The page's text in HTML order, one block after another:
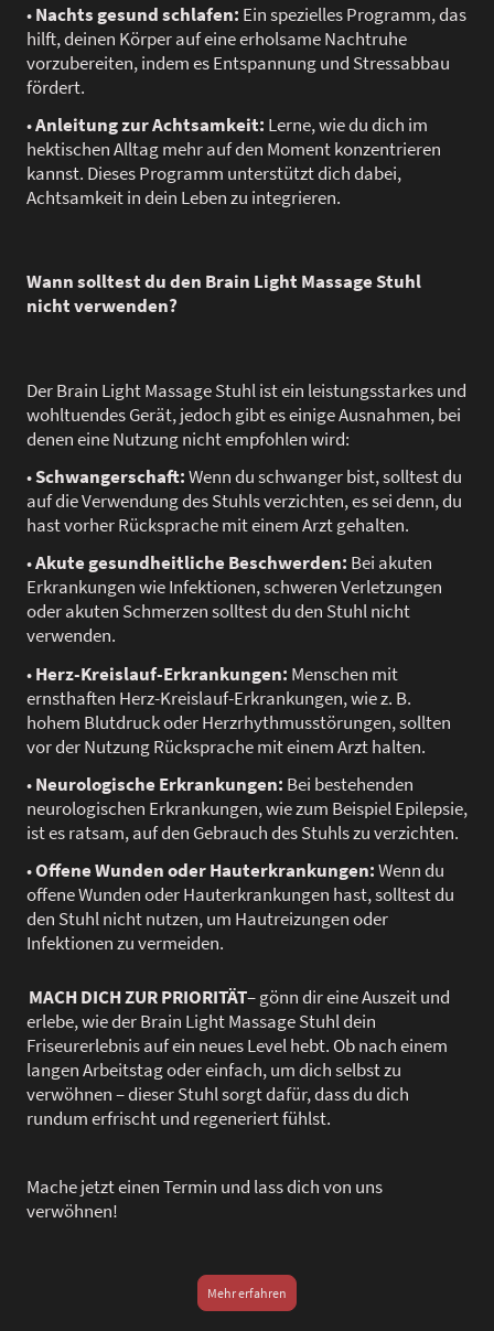
•Nachts gesund schlafen: Ein spezielles Programm, das
hilft, deinen Körper auf eine erholsame Nachtruhe
vorzubereiten, indem es Entspannung und Stressabbau
fördert.
•Anleitung zur Achtsamkeit: Lerne, wie du dich im
hektischen Alltag mehr auf den Moment konzentrieren
kannst. Dieses Programm unterstützt dich dabei,
Achtsamkeit in dein Leben zu integrieren.
Wann solltest du den Brain Light Massage Stuhl
nicht verwenden?
Der Brain Light Massage Stuhl ist ein leistungsstarkes und
wohltuendes Gerät, jedoch gibt es einige Ausnahmen, bei
denen eine Nutzung nicht empfohlen wird:
•Schwangerschaft:Wenn du schwanger bist, solltest du
auf die Verwendung des Stuhls verzichten, es sei denn, du
hast vorher Rücksprache mit einem Arzt gehalten.
•Akute gesundheitliche Beschwerden: Bei akuten
Erkrankungen wie Infektionen, schweren Verletzungen
oder akuten Schmerzen solltest du den Stuhl nicht
verwenden.
•Herz-Kreislauf-Erkrankungen: Menschen mit
ernsthaften Herz-Kreislauf-Erkrankungen, wie z. B.
hohem Blutdruck oder Herzrhythmusstörungen, sollten
vor der Nutzung Rücksprache mit einem Arzt halten.
•Neurologische Erkrankungen: Bei bestehenden
neurologischen Erkrankungen, wie zum Beispiel Epilepsie,
ist es ratsam, auf den Gebrauch des Stuhls zu verzichten.
•Offene Wunden oder Hauterkrankungen:Wenn du
offene Wunden oder Hauterkrankungen hast, solltest du
den Stuhl nicht nutzen, um Hautreizungen oder
Infektionen zu vermeiden.
MACH DICH ZUR PRIORITÄT– gönn dir eine Auszeit und
erlebe, wie der Brain Light Massage Stuhl dein
Friseurerlebnis auf ein neues Level hebt. Ob nach einem
langen Arbeitstag oder einfach, um dich selbst zu
verwöhnen – dieser Stuhl sorgt dafür, dass du dich
rundum erfrischt und regeneriert fühlst.
Mache jetzt einen Termin und lass dich von uns
verwöhnen!
Mehr erfahren